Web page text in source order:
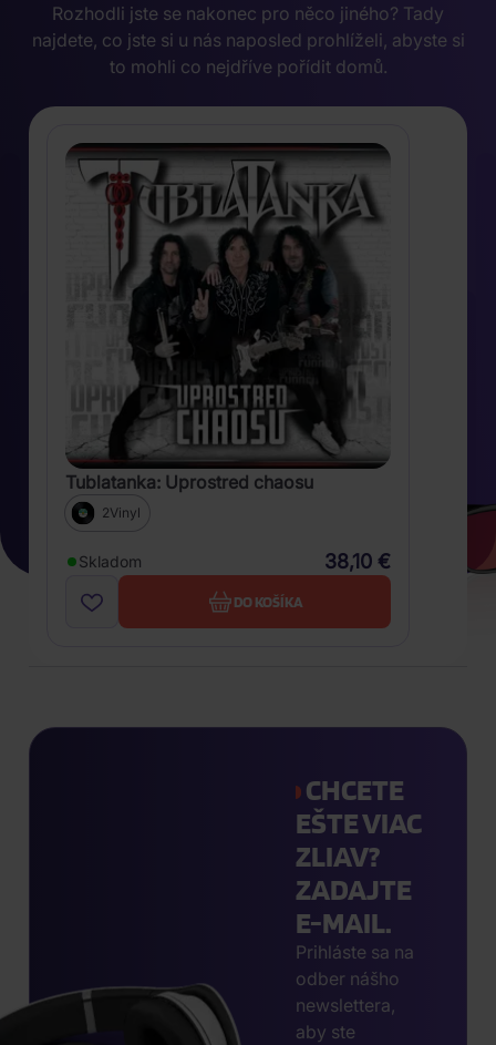
Rozhodli jste se nakonec pro něco jiného? Tady
najdete, co jste si u nás naposled prohlíželi, abyste si
to mohli co nejdříve pořídit domů.
Tublatanka: Uprostred chaosu
2Vinyl
Skladom 38,10 €
DO KOŠÍKA
CHCETE
EŠTE VIAC
ZLIAV?
ZADAJTE
E-MAIL.
Prihláste sa na
odber nášho
newslettera,
aby ste